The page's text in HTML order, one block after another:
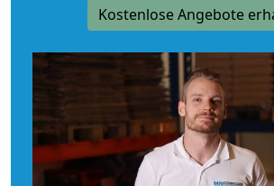
Kostenlose Angebote